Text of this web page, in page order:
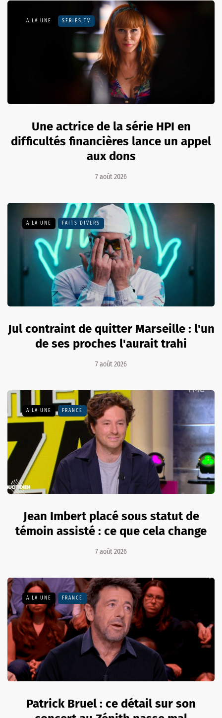
A LA UNE SÉRIES TV
Une actrice de la série HPI en
difficultés financières lance un appel
aux dons
7 août 2026
A LA UNE FAITS DIVERS
Jul contraint de quitter Marseille : l'un
de ses proches l'aurait trahi
7 août 2026
A LA UNE FRANCE
Jean Imbert placé sous statut de
témoin assisté : ce que cela change
7 août 2026
A LA UNE FRANCE
Patrick Bruel : ce détail sur son